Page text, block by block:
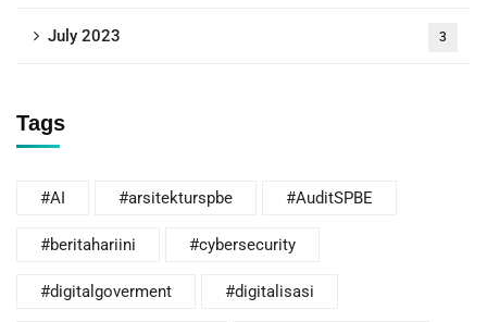
July 2023 3
Tags
#AI #arsitekturspbe #AuditSPBE
#beritahariini #cybersecurity
#digitalgoverment #digitalisasi